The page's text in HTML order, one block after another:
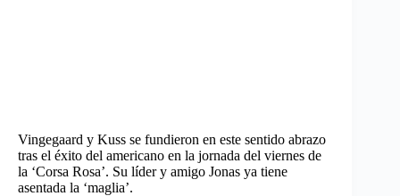
Vingegaard y Kuss se fundieron en este sentido abrazo
tras el éxito del americano en la jornada del viernes de
la ‘Corsa Rosa’. Su líder y amigo Jonas ya tiene
asentada la ‘maglia’.